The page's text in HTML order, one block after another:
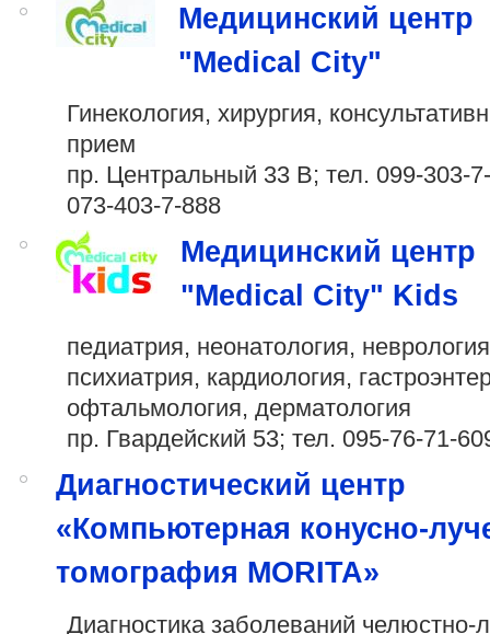
Медицинский центр
"Medical City"
Гинекология, хирургия,
прием
пр. Центральный 33 В; тел. 099-303-
073-403-7-888
Медицинский центр
"Medical City" Kids
педиатрия, неонатология,
психиатрия, кардиология,
офтальмология, дерматология
пр. Гвардейский 53; тел. 095-76-71-
Диагностический центр
«Компьютерная конусно-
томография MORITA»
Диагностика заболеваний челюстно-